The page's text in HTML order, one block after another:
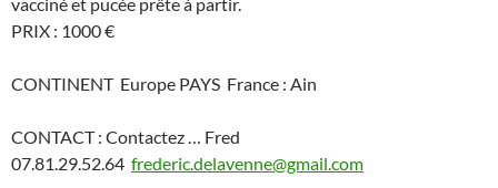
PRIX : 1000 €
CONTINENT Europe PAYS France : Ain
CONTACT : Contactez … Fred
07.81.29.52.64 frederic.delavenne@gmail.com